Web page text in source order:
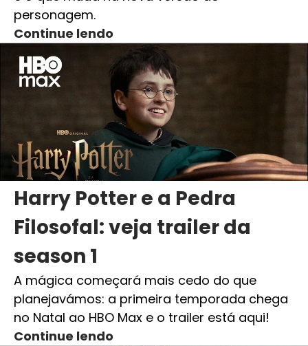
personagem.
Continue lendo
Harry Potter e a Pedra
Filosofal: veja trailer da
season 1
A mágica começará mais cedo do que
planejavámos: a primeira temporada chega
no Natal ao HBO Max e o trailer está aqui!
Continue lendo